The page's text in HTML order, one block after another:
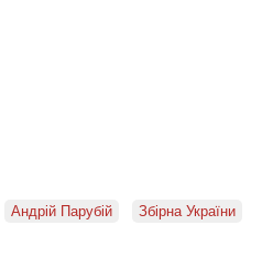
Андрій Парубій
Збірна України